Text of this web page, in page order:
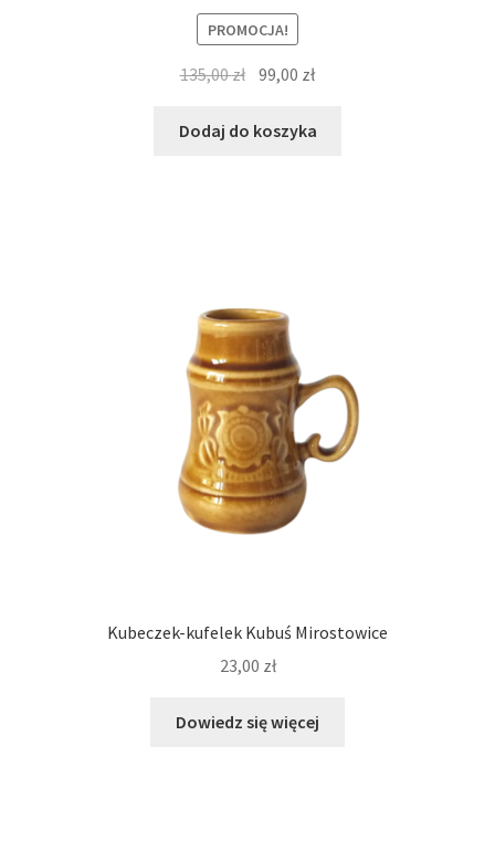
PROMOCJA!
135,00zł Pierwotna
wynosiła:
99,00 złAktualna
wynosi:
Dodaj do koszyka
Kubeczek-kufelek Kubuś Mirostowice
23,00 zł
Dowiedz się więcej